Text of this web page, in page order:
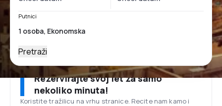
Putnici
Pretraži
Rezervirajte svoj let za samo
nekoliko minuta!
Koristite tražilicu na vrhu stranice. Recite nam kamo i